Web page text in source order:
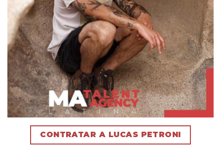
CONTRATAR A LUCAS PETRONI